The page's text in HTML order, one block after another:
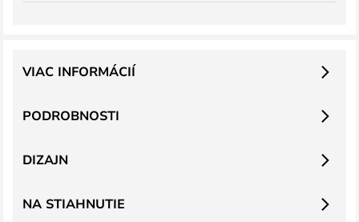
PODROBNOSTI
VIAC INFORMÁCIÍ
DIZAJN
NA STIAHNUTIE